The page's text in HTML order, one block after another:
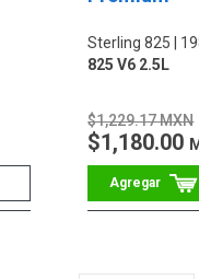
Sterling 825
825 V6 2.5L
$1,229.17 MXN
$1,180.00